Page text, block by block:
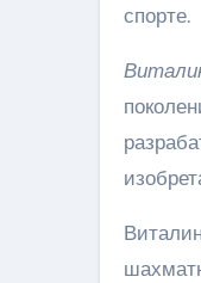
спорте.